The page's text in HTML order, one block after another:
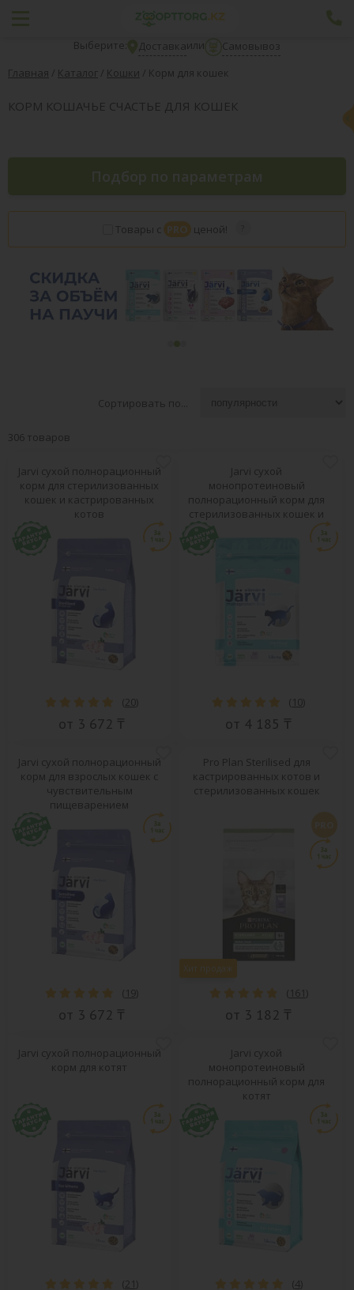
Выберите: Доставкаили
Самовывоз
Главная / Каталог / Кошки / Корм для кошек
КОРМ КОШАЧЬЕ СЧАСТЬЕ ДЛЯ КОШЕК
Подбор по параметрам
Товары с PRO ценой!
Сортировать по...
306 товаров
Jarvi сухой полнорационный
корм для стерилизованных
кошек и кастрированных
котов
(20)
от 3 672 ₸
Jarvi сухой
монопротеиновый
полнорационный корм для
стерилизованных кошек и
кастрированных котов
( 10)
от 4 185 ₸
Jarvi сухой полнорационный
корм для взрослых кошек с
чувствительным
пищеварением
( 19)
от 3 672 ₸
Pro Plan Sterilised для
кастрированных котов и
стерилизованных кошек
Хит продаж
( 161)
от 3 182 ₸
Jarvi сухой полнорационный
корм для котят
(21)
Jarvi сухой
монопротеиновый
полнорационный корм для
котят
(4)